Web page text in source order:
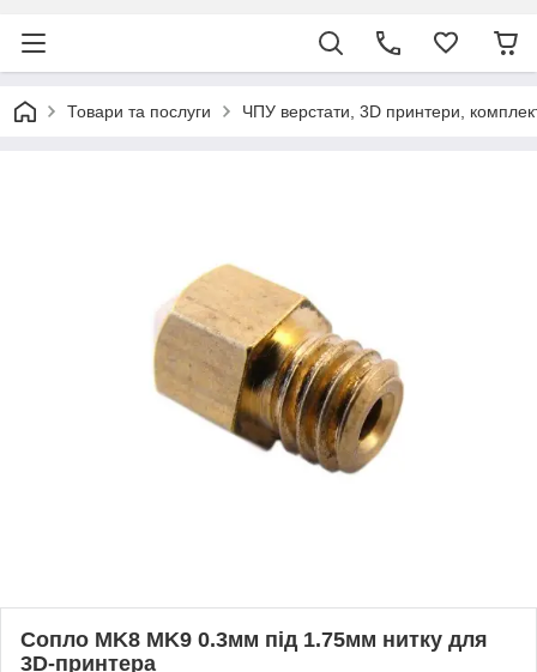
Товари та послуги ЧПУ верстати, 3D принтери,
Сопло MK8 MK9 0.3мм під 1.75мм нитку для
3D-принтера